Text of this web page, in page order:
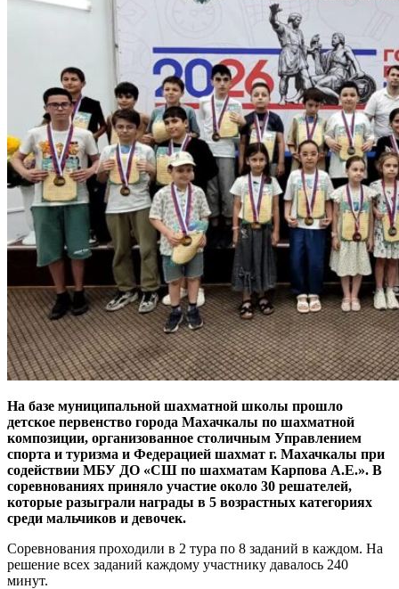
На базе муниципальной шахматной школы прошло
детское первенство города Махачкалы по шахматной
композиции, организованное столичным Управлением
спорта и туризма и Федерацией шахмат г. Махачкалы при
содействии МБУ ДО «СШ по шахматам Карпова А.Е.». В
соревнованиях приняло участие около 30 решателей,
которые разыграли награды в 5 возрастных категориях
среди мальчиков и девочек.
Соревнования проходили в 2 тура по 8 заданий в каждом. На
решение всех заданий каждому участнику давалось 240
минут.